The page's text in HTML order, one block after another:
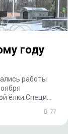
году
работы
ёлки.Специ...
77